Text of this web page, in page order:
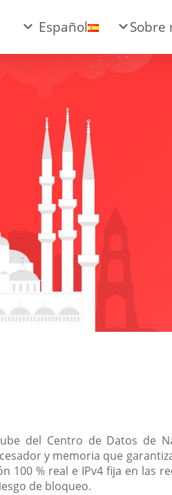
Sobre
Español
del Centro de Datos de
y memoria que
100 % real e IPv4 fija en las
de bloqueo.